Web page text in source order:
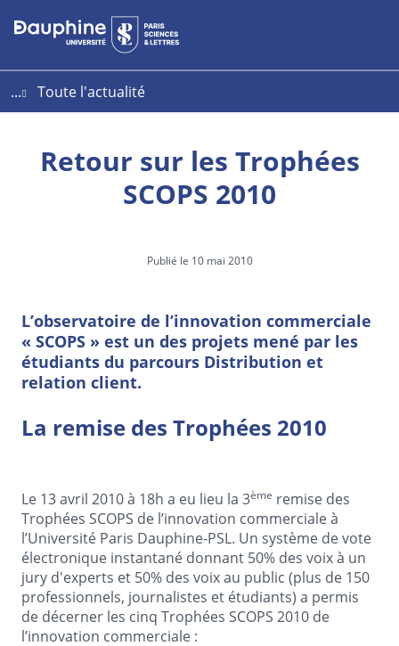
Aller
au
Aller
au
Plan
du
...
Toute l'actualité
Retour sur les Trophées
SCOPS 2010
Publié le 10 mai 2010
L’observatoire de l’innovation commerciale
« SCOPS » est un des projets mené par les
étudiants du parcours Distribution et
relation client.
La remise des Trophées 2010
Le 13 avril 2010 à 18h a eu lieu la 3ème remise des
Trophées SCOPS de l’innovation commerciale à
l’Université Paris Dauphine-PSL. Un système de vote
électronique instantané donnant 50% des voix à un
jury d'experts et 50% des voix au public (plus de 150
professionnels, journalistes et étudiants) a permis
de décerner les cinq Trophées SCOPS 2010 de
l’innovation commerciale :